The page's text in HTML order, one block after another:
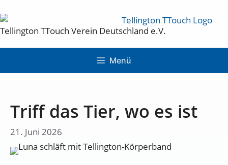
Tellington TTouch Verein Deutschland e.V.
Menü
Triff das Tier, wo es ist
21. Juni 2026